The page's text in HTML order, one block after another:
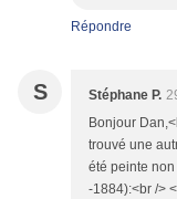
Répondre
S Stéphane P.
Bonjour
trouvé une
été peinte
-1884):<br />